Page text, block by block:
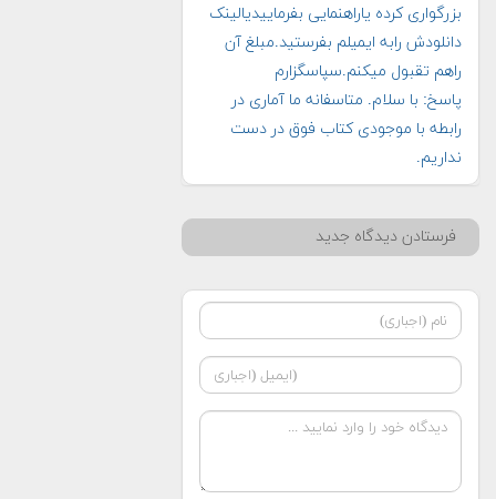
بزرگواری کرده یاراهنمایی بفرماییدیالینک
دانلودش رابه ایمیلم بفرستید.مبلغ آن
راهم تقبول میکنم.سپاسگزارم
پاسخ: با سلام. متاسفانه ما آماری در
رابطه با موجودی کتاب فوق در دست
نداریم.
فرستادن دیدگاه جدید